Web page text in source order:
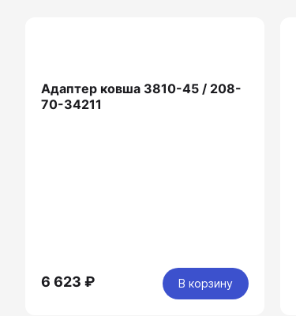
Адаптер ковша 3810-45 / 208-
70-34211
6 623 ₽ В корзину